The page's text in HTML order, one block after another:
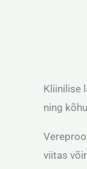
Kliinilise
ning
viitas